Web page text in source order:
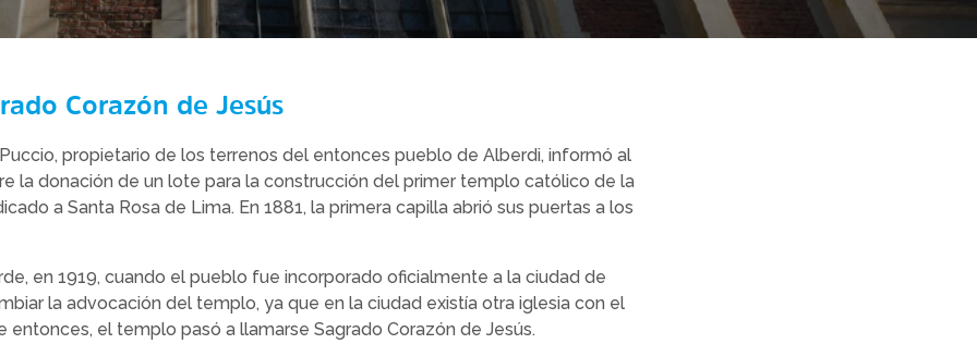
Corazón de Jesús
Puccio, propietario de los terrenos del entonces pueblo de Alberdi, informó al
la donación de un lote para la construcción del primer templo católico de la
a Santa Rosa de Lima. En 1881, la primera capilla abrió sus puertas a los
en 1919, cuando el pueblo fue incorporado oficialmente a la ciudad de
la advocación del templo, ya que en la ciudad existía otra iglesia con el
entonces, el templo pasó a llamarse Sagrado Corazón de Jesús.